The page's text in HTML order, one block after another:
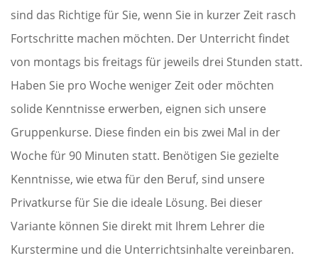
sind das Richtige für Sie, wenn Sie in kurzer Zeit rasch
Fortschritte machen möchten. Der Unterricht findet
von montags bis freitags für jeweils drei Stunden statt.
Haben Sie pro Woche weniger Zeit oder möchten
solide Kenntnisse erwerben, eignen sich unsere
Gruppenkurse. Diese finden ein bis zwei Mal in der
Woche für 90 Minuten statt. Benötigen Sie gezielte
Kenntnisse, wie etwa für den Beruf, sind unsere
Privatkurse für Sie die ideale Lösung. Bei dieser
Variante können Sie direkt mit Ihrem Lehrer die
Kurstermine und die Unterrichtsinhalte vereinbaren.